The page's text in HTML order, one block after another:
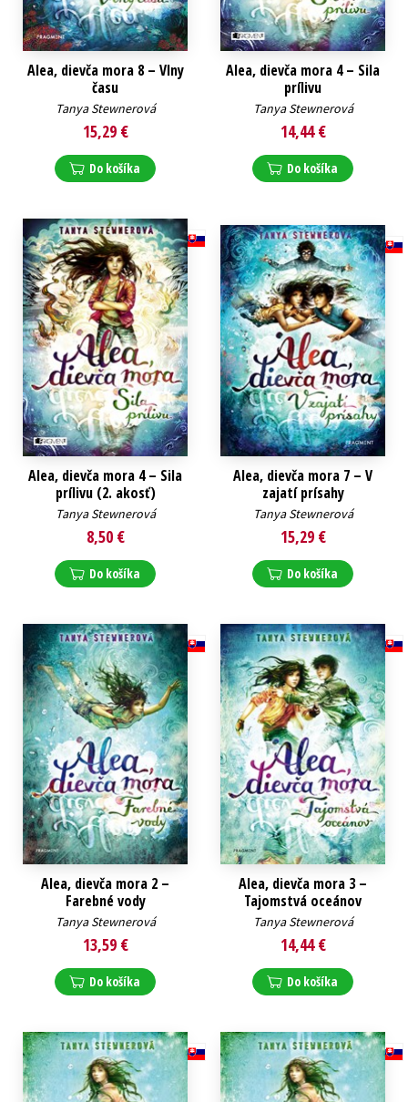
Alea, dievča mora 8 – Vlny
času
Tanya Stewnerová
15,29 €
Do košíka
Alea, dievča mora 4 – Sila
prílivu
Tanya Stewnerová
14,44 €
Do košíka
Alea, dievča mora 4 – Sila
prílivu (2. akosť)
Tanya Stewnerová
8,50 €
Do košíka
Alea, dievča mora 7 – V
zajatí prísahy
Tanya Stewnerová
15,29 €
Do košíka
Alea, dievča mora 2 –
Farebné vody
Tanya Stewnerová
13,59 €
Do košíka
Alea, dievča mora 3 –
Tajomstvá oceánov
Tanya Stewnerová
14,44 €
Do košíka